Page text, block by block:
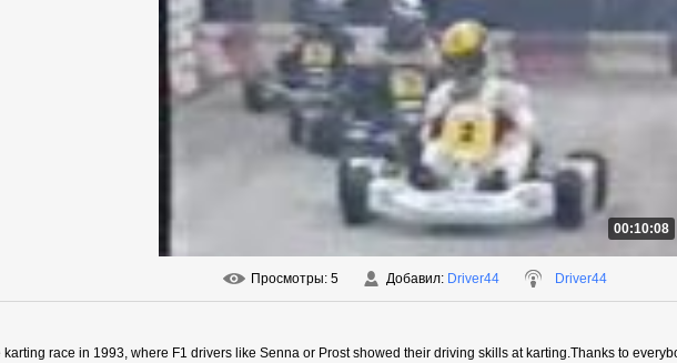
00:10:08
Просмотры: 5 Добавил: Driver44 Driver44
karting race in 1993, where F1 drivers like Senna or Prost showed their driving skills at karting.Thanks to